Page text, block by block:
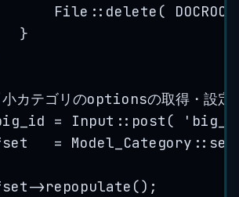
File :: delete ( DOCROOT
}
カテゴリのoptionsの取得・設定
= Input :: post ( '
= Model_Category ::
->repopulate ();